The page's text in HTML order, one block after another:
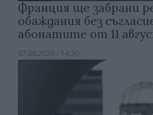
Франция ще забрани
обаждания без
абонатите от 11
07.08.2026 / 14:30